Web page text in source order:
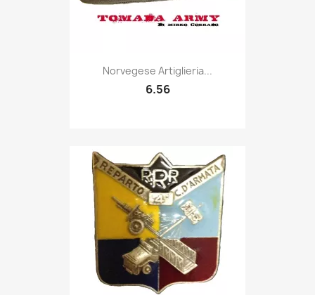
Quick view
Norvegese Artiglieria...
6.56